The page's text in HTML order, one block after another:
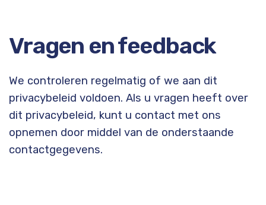
Vragen en feedback
We controleren regelmatig of we aan dit
privacybeleid voldoen. Als u vragen heeft over
dit privacybeleid, kunt u contact met ons
opnemen door middel van de onderstaande
contactgegevens.